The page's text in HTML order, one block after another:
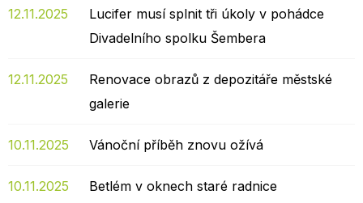
12.11.2025
Lucifer musí splnit tři úkoly v pohádce
Divadelního spolku Šembera
12.11.2025
Renovace obrazů z depozitáře městské
galerie
10.11.2025 Vánoční příběh znovu ožívá
10.11.2025 Betlém v oknech staré radnice